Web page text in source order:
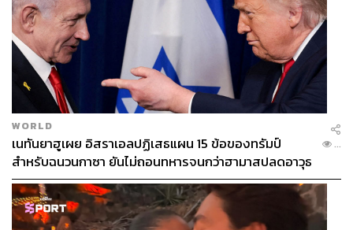
WORLD
เนทันยาฮูเผย อิสราเอลปฏิเสธแผน 15 ข้อของทรัมป์
สำหรับฉนวนกาซา ยันไม่ถอนทหารจนกว่าฮามาสปลดอาวุธ
แท้จริง
...